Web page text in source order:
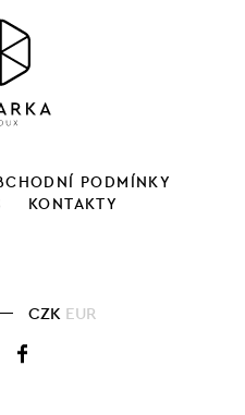
PODMÍNKY
KONTAKTY
CZK EUR